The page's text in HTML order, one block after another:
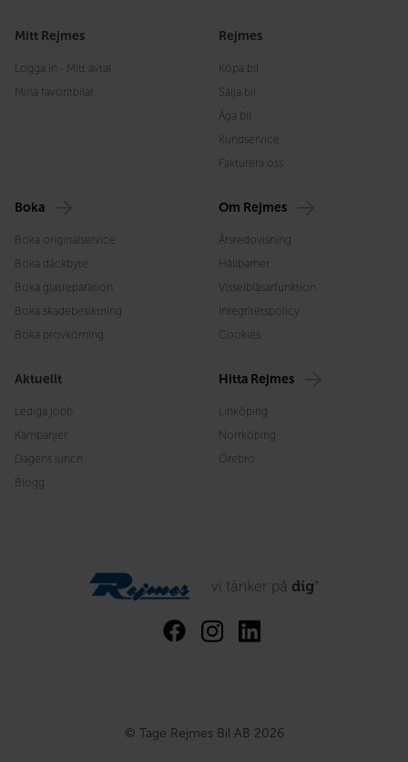
Mitt Rejmes
Logga in - Mitt avtal
Mina favoritbilar
Rejmes
Köpa bil
Sälja bil
Äga bil
Kundservice
Fakturera oss
Boka
Boka originalservice
Boka däckbyte
Boka glasreparation
Boka skadebesiktning
Boka provkörning
Om Rejmes
Årsredovisning
Hållbarhet
Visselblåsarfunktion
Integritetspolicy
Cookies
Aktuellt
Lediga jobb
Kampanjer
Dagens lunch
Blogg
Hitta Rejmes
Linköping
Norrköping
Örebro
© Tage Rejmes Bil AB 2026